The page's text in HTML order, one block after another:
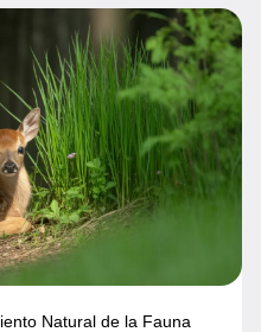
Natural de la Fauna